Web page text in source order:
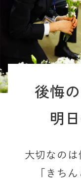
後悔
明
大切なのは
「きち